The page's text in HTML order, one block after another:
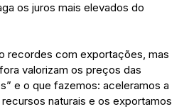
os juros mais elevados do
recordes com exportações, mas
valorizam os preços das
e o que fazemos: aceleramos a
naturais e os exportamos